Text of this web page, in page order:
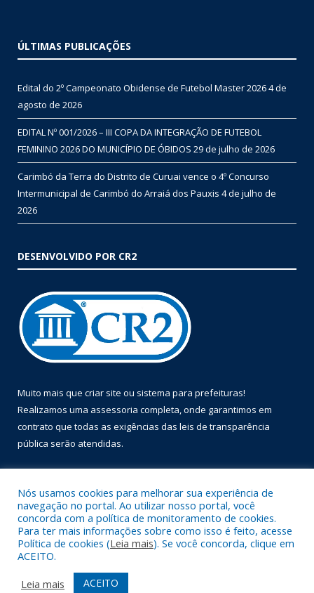
ÚLTIMAS PUBLICAÇÕES
Edital do 2º Campeonato Obidense de Futebol Master 20264 de
agosto de 2026
EDITAL Nº 001/2026 – III COPA DA INTEGRAÇÃO DE FUTEBOL
FEMININO 2026 DO MUNICÍPIO DE ÓBIDOS 29 de julho de 2026
Carimbó da Terra do Distrito de Curuai vence o 4º Concurso
Intermunicipal de Carimbó do Arraiá dos Pauxis 4 de julho de
2026
DESENVOLVIDO POR CR2
Muito mais que criar site ou sistema para prefeituras!
Realizamos uma assessoria completa, onde garantimos em
contrato que todas as exigências das leis de transparência
pública serão atendidas.
Todos os direitos reservados a Prefeitura Municipal de Óbidos.
Mapa do Site
Acessar Área Administrativa
Nós usamos cookies para melhorar sua experiência de
navegação no portal. Ao utilizar nosso portal, você
concorda com a política de monitoramento de cookies.
Para ter mais informações sobre como isso é feito, acesse
Política de cookies (Leia mais). Se você concorda, clique em
ACEITO.
Leia mais
ACEITO